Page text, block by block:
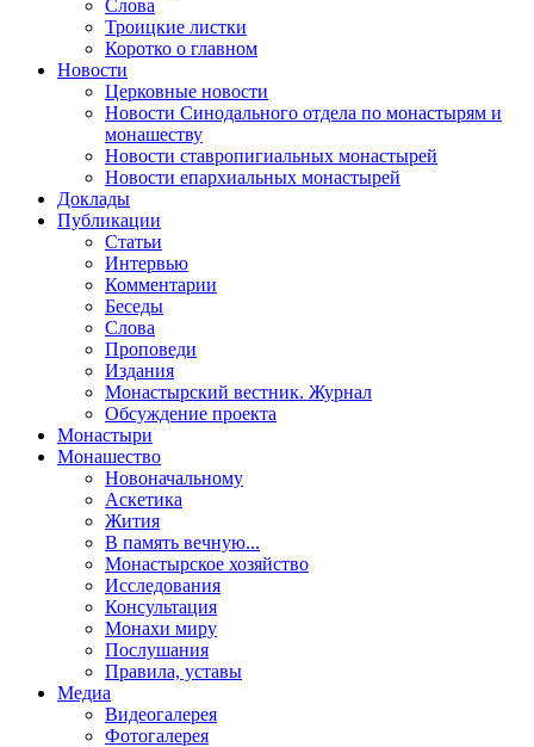
Слова
Троицкие листки
Коротко о главном
Новости
Церковные новости
Новости Синодального отдела по монастырям и
монашеству
Новости ставропигиальных монастырей
Новости епархиальных монастырей
Доклады
Публикации
Статьи
Интервью
Комментарии
Беседы
Слова
Проповеди
Издания
Монастырский вестник. Журнал
Обсуждение проекта
Монастыри
Монашество
Новоначальному
Аскетика
Жития
В память вечную...
Монастырское хозяйство
Исследования
Консультация
Монахи миру
Послушания
Правила, уставы
Медиа
Видеогалерея
Фотогалерея